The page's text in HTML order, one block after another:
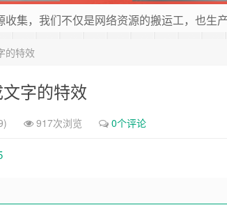
集，我们不仅是网络资源的搬运工，也生
的特效
字的特效
917次浏览 0个评论